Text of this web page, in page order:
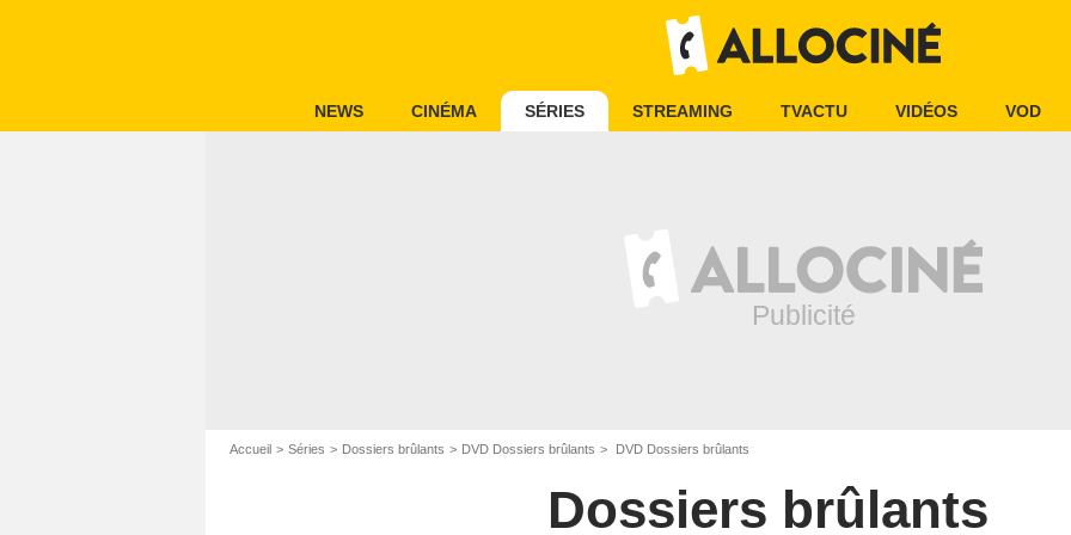
NEWS CINÉMA SÉRIES STREAMING TVACTU VIDÉOS VOD
Accueil Séries Dossiers brûlants DVD Dossiers brûlants DVD Dossiers brûlants
Dossiers brûlants